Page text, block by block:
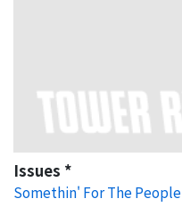
Issues *
Somethin' For The People